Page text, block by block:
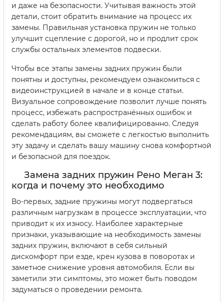
и даже на безопасности. Учитывая важность этой
детали, стоит обратить внимание на процесс их
замены. Правильная установка пружин не только
улучшит сцепление с дорогой, но и продлит срок
службы остальных элементов подвески.
Чтобы все этапы замены задних пружин были
понятны и доступны, рекомендуем ознакомиться с
видеоинструкцией в начале и в конце статьи.
Визуальное сопровождение позволит лучше понять
процесс, избежать распространённых ошибок и
сделать работу более квалифицированно. Следуя
рекомендациям, вы сможете с легкостью выполнить
эту задачу и сделать вашу машину снова комфортной
и безопасной для поездок.
Замена задних пружин Рено Меган 3:
когда и почему это необходимо
Во-первых, задние пружины могут подвергаться
различным нагрузкам в процессе эксплуатации, что
приводит к их износу. Наиболее характерные
признаки, указывающие на необходимость замены
задних пружин, включают в себя сильный
дискомфорт при езде, крен кузова в поворотах и
заметное снижение уровня автомобиля. Если вы
заметили эти симптомы, это может быть поводом
задуматься о проведении ремонта.